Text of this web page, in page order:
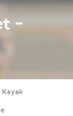
–
Kayak
Famille